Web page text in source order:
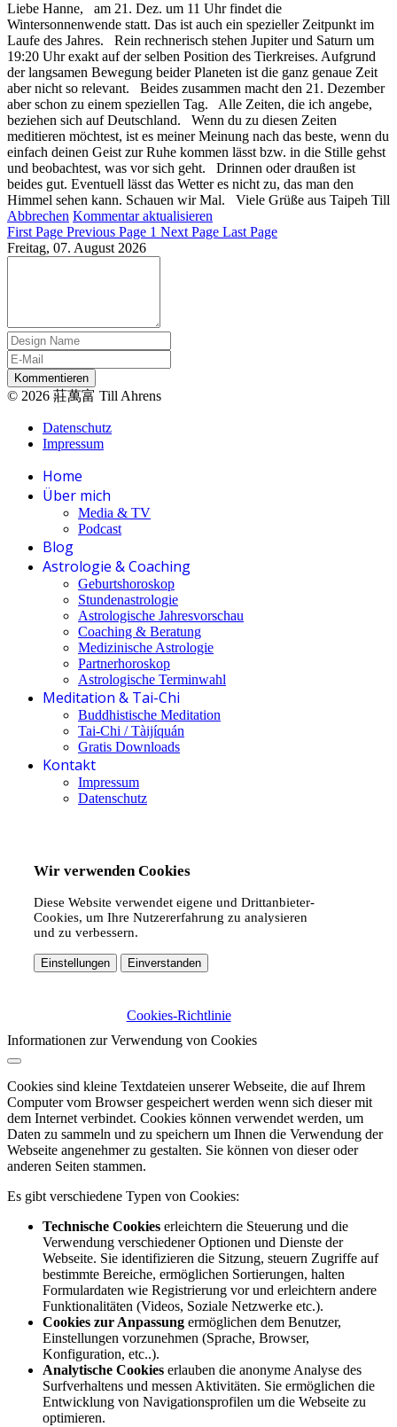
Liebe Hanne, am 21. Dez. um 11 Uhr findet die
Wintersonnenwende statt. Das ist auch ein spezieller Zeitpunkt im
Laufe des Jahres. Rein rechnerisch stehen Jupiter und Saturn um
19:20 Uhr exakt auf der selben Position des Tierkreises. Aufgrund
der langsamen Bewegung beider Planeten ist die ganz genaue Zeit
aber nicht so relevant. Beides zusammen macht den 21. Dezember
aber schon zu einem speziellen Tag. Alle Zeiten, die ich angebe,
beziehen sich auf Deutschland. Wenn du zu diesen Zeiten
meditieren möchtest, ist es meiner Meinung nach das beste, wenn du
einfach deinen Geist zur Ruhe kommen lässt bzw. in die Stille gehst
und beobachtest, was vor sich geht. Drinnen oder draußen ist
beides gut. Eventuell lässt das Wetter es nicht zu, das man den
Himmel sehen kann. Schauen wir Mal. Viele Grüße aus Taipeh Till
Abbrechen Kommentar aktualisieren
First Page Previous Page 1 Next Page Last Page
Freitag, 07. August 2026
Kommentieren
© 2026 莊萬富 Till Ahrens
Datenschutz
Impressum
Home
Über mich
Media & TV
Podcast
Blog
Astrologie & Coaching
Geburtshoroskop
Stundenastrologie
Astrologische Jahresvorschau
Coaching & Beratung
Medizinische Astrologie
Partnerhoroskop
Astrologische Terminwahl
Meditation & Tai-Chi
Buddhistische Meditation
Tai-Chi / Tàijíquán
Gratis Downloads
Kontakt
Impressum
Datenschutz
Wir verwenden Cookies
Diese Website verwendet eigene und Drittanbieter-
Cookies, um Ihre Nutzererfahrung zu analysieren
und zu verbessern.
Einstellungen Einverstanden
Cookies-Richtlinie
Informationen zur Verwendung von Cookies
Cookies sind kleine Textdateien unserer Webseite, die auf Ihrem
Computer vom Browser gespeichert werden wenn sich dieser mit
dem Internet verbindet. Cookies können verwendet werden, um
Daten zu sammeln und zu speichern um Ihnen die Verwendung der
Webseite angenehmer zu gestalten. Sie können von dieser oder
anderen Seiten stammen.
Es gibt verschiedene Typen von Cookies:
Technische Cookies erleichtern die Steuerung und die
Verwendung verschiedener Optionen und Dienste der
Webseite. Sie identifizieren die Sitzung, steuern Zugriffe auf
bestimmte Bereiche, ermöglichen Sortierungen, halten
Formulardaten wie Registrierung vor und erleichtern andere
Funktionalitäten (Videos, Soziale Netzwerke etc.).
Cookies zur Anpassung ermöglichen dem Benutzer,
Einstellungen vorzunehmen (Sprache, Browser,
Konfiguration, etc..).
Analytische Cookies erlauben die anonyme Analyse des
Surfverhaltens und messen Aktivitäten. Sie ermöglichen die
Entwicklung von Navigationsprofilen um die Webseite zu
optimieren.